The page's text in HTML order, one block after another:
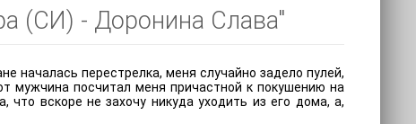
(СИ) - Доронина Слава"
началась перестрелка, меня случайно задело пулей,
мужчина посчитал меня причастной к покушению на
вскоре не захочу никуда уходить из его дома, а,